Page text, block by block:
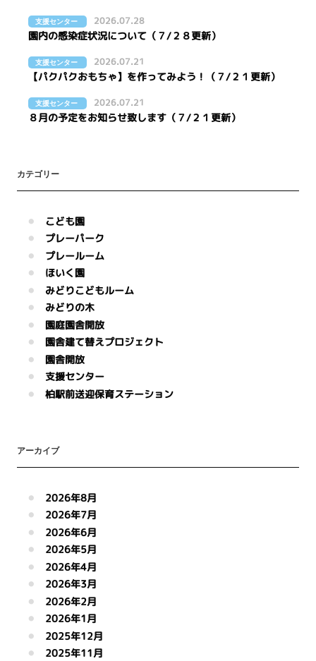
支援センター 2026.07.28
園内の感染症状況について（７/２８更新）
支援センター 2026.07.21
【パクパクおもちゃ】を作ってみよう！（７/２１更新）
支援センター 2026.07.21
８月の予定をお知らせ致します（７/２１更新）
カテゴリー
こども園
プレーパーク
プレールーム
ほいく園
みどりこどもルーム
みどりの木
園庭園舎開放
園舎建て替えプロジェクト
園舎開放
支援センター
柏駅前送迎保育ステーション
アーカイブ
2026年8月
2026年7月
2026年6月
2026年5月
2026年4月
2026年3月
2026年2月
2026年1月
2025年12月
2025年11月